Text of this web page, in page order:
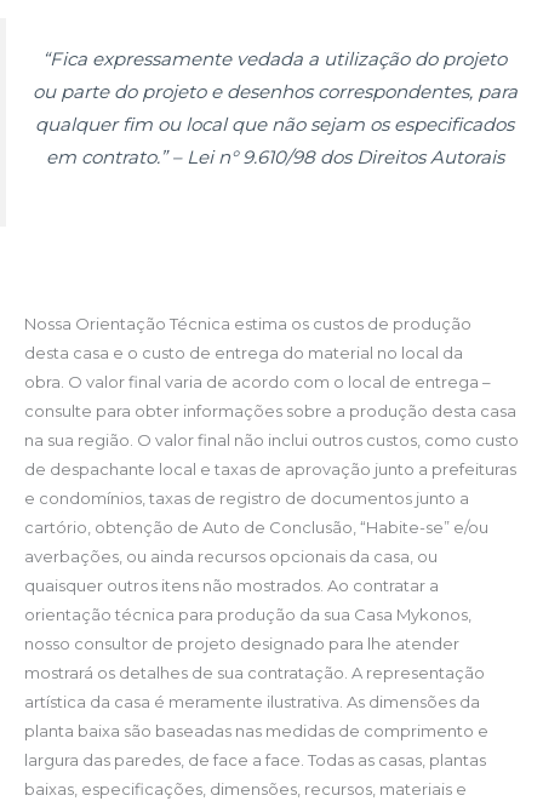
“Fica expressamente vedada a utilização do projeto
ou parte do projeto e desenhos correspondentes, para
qualquer fim ou local que não sejam os especificados
em contrato.” – Lei n° 9.610/98 dos Direitos Autorais
Nossa Orientação Técnica estima os custos de produção
desta casa e o custo de entrega do material no local da
obra. O valor final varia de acordo com o local de entrega –
consulte para obter informações sobre a produção desta casa
na sua região. O valor final não inclui outros custos, como custo
de despachante local e taxas de aprovação junto a prefeituras
e condomínios, taxas de registro de documentos junto a
cartório, obtenção de Auto de Conclusão, “Habite-se” e/ou
averbações, ou ainda recursos opcionais da casa, ou
quaisquer outros itens não mostrados. Ao contratar a
orientação técnica para produção da sua Casa Mykonos,
nosso consultor de projeto designado para lhe atender
mostrará os detalhes de sua contratação. A representação
artística da casa é meramente ilustrativa. As dimensões da
planta baixa são baseadas nas medidas de comprimento e
largura das paredes, de face a face. Todas as casas, plantas
baixas, especificações, dimensões, recursos, materiais e